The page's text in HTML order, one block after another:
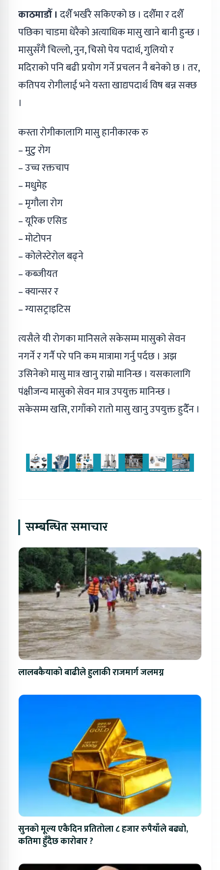
काठमाडौँ । दशैँ भर्खरै सकिएको छ । दशैँमा र दशैँ
पछिका चाडमा धेरैको अत्याधिक मासु खाने बानी हुन्छ ।
मासुसँगै चिल्लो, नुन, चिसो पेय पदार्थ, गुलियो र
मदिराको पनि बढी प्रयोग गर्ने प्रचलन नै बनेको छ । तर,
कतिपय रोगीलाई भने यस्ता खाद्यपदार्थ विष बन्न सक्छ
।
कस्ता रोगीकालागि मासु हानीकारक रु
– मुटु रोग
– उच्च रक्तचाप
– मधुमेह
– मृगौला रोग
– यूरिक एसिड
– मोटोपन
– कोलेस्टेरोल बढ्ने
– कब्जीयत
– क्यान्सर र
– ग्यासट्राइटिस
त्यसैले यी रोगका मानिसले सकेसम्म मासुको सेवन
नगर्ने र गर्नै परे पनि कम मात्रामा गर्नु पर्दछ । अझ
उसिनेको मासु मात्र खानु राम्रो मानिन्छ । यसकालागि
पंक्षीजन्य मासुको सेवन मात्र उपयुक्त मानिन्छ ।
सकेसम्म खसि, रागाँको रातो मासु खानु उपयुक्त हुदैँन ।
सम्बन्धित समाचार
लालबकैयाको बाढीले हुलाकी राजमार्ग जलमग्न
सुनको मूल्य एकैदिन प्रतितोला ८ हजार रुपैयाँले बढ्यो,
कतिमा हुँदैछ कारोबार ?